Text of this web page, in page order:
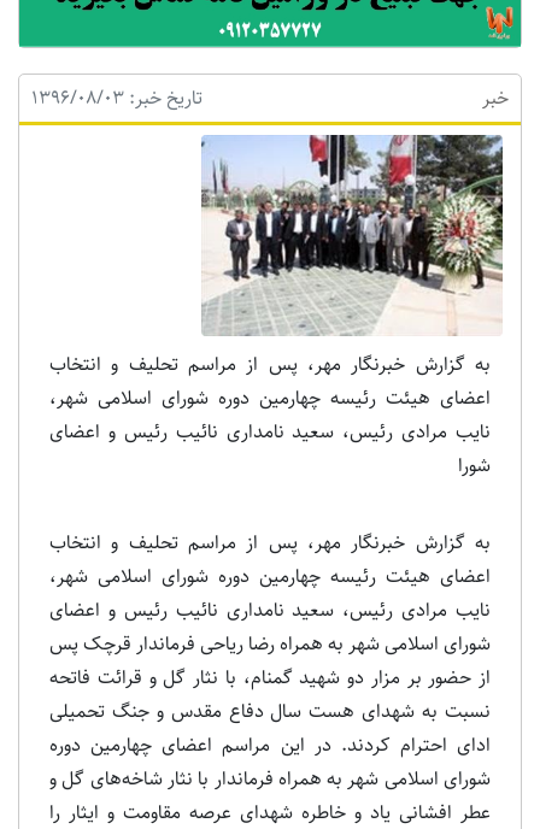
خبر تاریخ خبر: 1396/08/03
به گزارش خبرنگار مهر، پس از مراسم تحلیف و انتخاب
اعضای هیئت رئیسه چهارمین دوره شورای اسلامی شهر،
نایب مرادی رئیس، سعید نامداری نائیب رئیس و اعضای
شورا
به گزارش خبرنگار مهر، پس از مراسم تحلیف و انتخاب
اعضای هیئت رئیسه چهارمین دوره شورای اسلامی شهر،
نایب مرادی رئیس، سعید نامداری نائیب رئیس و اعضای
شورای اسلامی شهر به همراه رضا ریاحی فرماندار قرچک پس
از حضور بر مزار دو شهید گمنام، با نثار گل و قرائت فاتحه
نسبت به شهدای هست سال دفاع مقدس و جنگ تحمیلی
ادای احترام کردند. در این مراسم اعضای چهارمین دوره
شورای اسلامی شهر به همراه فرماندار با نثار شاخه‌های گل و
عطر افشانی یاد و خاطره شهدای عرصه مقاومت و ایثار را